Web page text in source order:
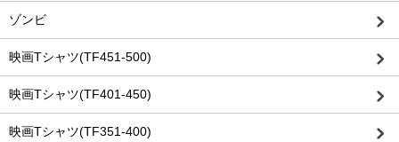
ゾンビ
映画Tシャツ(TF451-500)
映画Tシャツ(TF401-450)
映画Tシャツ(TF351-400)